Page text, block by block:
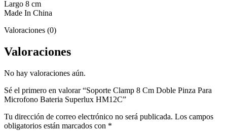
Largo 8 cm
Made In China
Valoraciones (0)
Valoraciones
No hay valoraciones aún.
Sé el primero en valorar “Soporte Clamp 8 Cm Doble Pinza Para
Microfono Bateria Superlux HM12C”
Tu dirección de correo electrónico no será publicada. Los campos
obligatorios están marcados con *